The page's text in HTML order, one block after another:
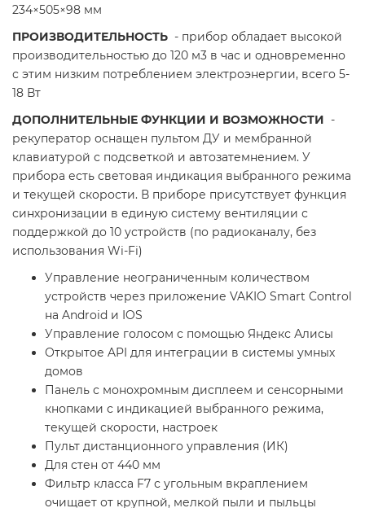
234×505×98 мм
ПРОИЗВОДИТЕЛЬНОСТЬ - прибор обладает высокой
производительностью до 120 м3 в час и одновременно
с этим низким потреблением электроэнергии, всего 5-
18 Вт
ДОПОЛНИТЕЛЬНЫЕ ФУНКЦИИ И ВОЗМОЖНОСТИ -
рекуператор оснащен пультом ДУ и мембранной
клавиатурой с подсветкой и автозатемнением. У
прибора есть световая индикация выбранного режима
и текущей скорости. В приборе присутствует функция
синхронизации в единую систему вентиляции с
поддержкой до 10 устройств (по радиоканалу, без
использования Wi-Fi)
Управление неограниченным количеством
устройств через приложение VAKIO Smart Control
на Android и IOS
Управление голосом с помощью Яндекс Алисы
Открытое API для интеграции в системы умных
домов
Панель с монохромным дисплеем и сенсорными
кнопками с индикацией выбранного режима,
текущей скорости, настроек
Пульт дистанционного управления (ИК)
Для стен от 440 мм
Фильтр класса F7 с угольным вкраплением
очищает от крупной, мелкой пыли и пыльцы